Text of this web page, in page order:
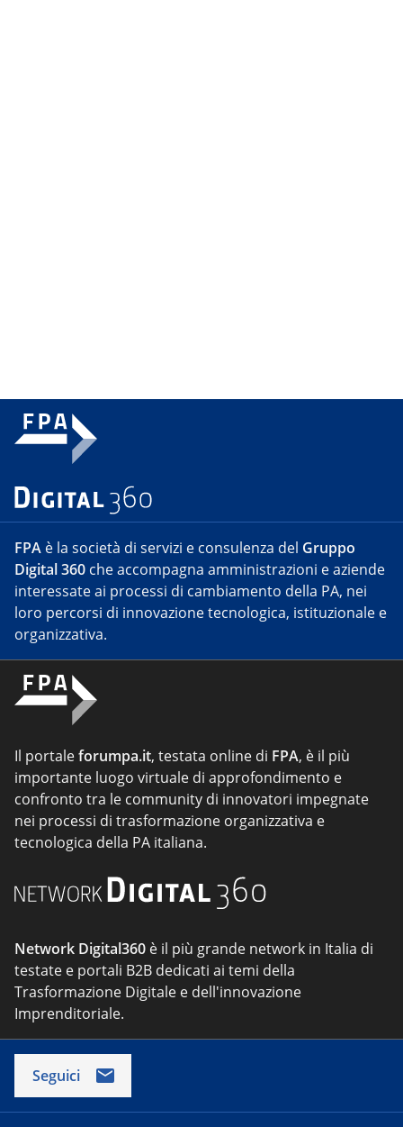
FPA è la società di servizi e consulenza del Gruppo
Digital 360 che accompagna amministrazioni e aziende
interessate ai processi di cambiamento della PA, nei
loro percorsi di innovazione tecnologica, istituzionale e
organizzativa.
Il portaleforumpa.it, testata online di FPA, è il più
importante luogo virtuale di approfondimento e
confronto tra le community di innovatori impegnate
nei processi di trasformazione organizzativa e
tecnologica della PA italiana.
Network Digital360 è il più grande network in Italia di
testate e portali B2B dedicati ai temi della
Trasformazione Digitale e dell'innovazione
Imprenditoriale.
Seguici